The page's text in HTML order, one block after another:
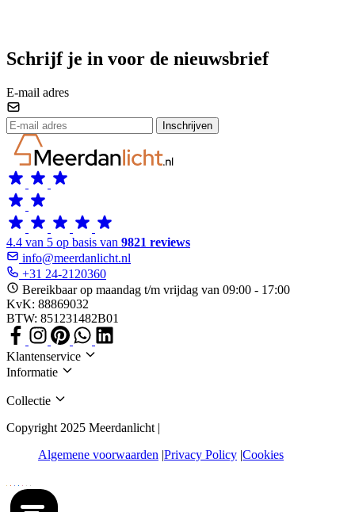
Schrijf je in voor de nieuwsbrief
E-mail adres
Inschrijven
4.4 van 5 op basis van 9821 reviews
info@meerdanlicht.nl
+31 24-2120360
Bereikbaar op maandag t/m vrijdag van 09:00 - 17:00
KvK: 88869032
BTW: 851231482B01
Klantenservice
Informatie
Collectie
Copyright 2025 Meerdanlicht |
Algemene voorwaarden Privacy Policy Cookies